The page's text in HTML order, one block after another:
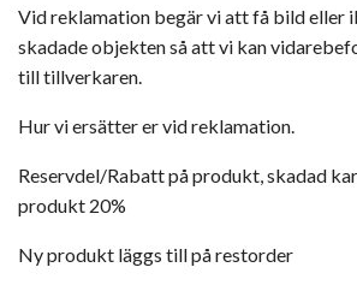
Vid reklamation begär vi att få bild eller
skadade objekten så att vi kan
till tillverkaren.
Hur vi ersätter er vid reklamation.
Reservdel/Rabatt på produkt, skadad
produkt 20%
Ny produkt läggs till på restorder